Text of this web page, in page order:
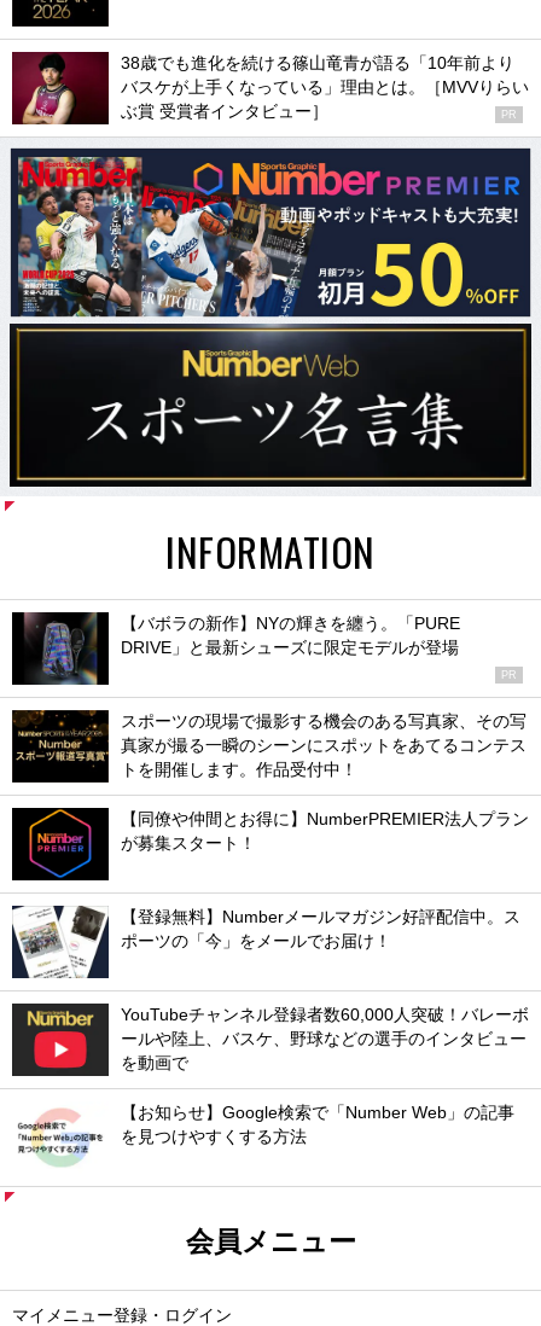
38歳でも進化を続ける篠山竜青が語る「10年前より
バスケが上手くなっている」理由とは。［MVVりらい
ぶ賞 受賞者インタビュー］
PR
INFORMATION
【バボラの新作】NYの輝きを纏う。「PURE
DRIVE」と最新シューズに限定モデルが登場
PR
スポーツの現場で撮影する機会のある写真家、その写
真家が撮る一瞬のシーンにスポットをあてるコンテス
トを開催します。作品受付中！
【同僚や仲間とお得に】NumberPREMIER法人プラン
が募集スタート！
【登録無料】Numberメールマガジン好評配信中。ス
ポーツの「今」をメールでお届け！
YouTubeチャンネル登録者数60,000人突破！バレーボ
ールや陸上、バスケ、野球などの選手のインタビュー
を動画で
【お知らせ】Google検索で「Number Web」の記事
を見つけやすくする方法
会員メニュー
マイメニュー登録・ログイン